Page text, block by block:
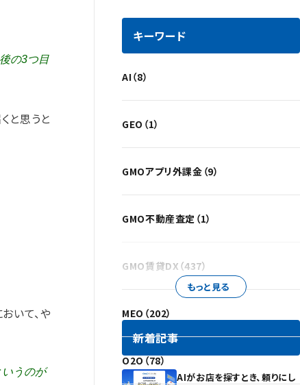
の3つ目
と思うと
いて、や
うのが
キーワード
AI（8）
GEO（1）
GMOアプリ外課金（9）
GMO不動産査定（1）
GMO賃貸DX（437）
MEO（202）
O2O（78）
もっと見る
新着記事
AIがお店を探すとき、頼りにし